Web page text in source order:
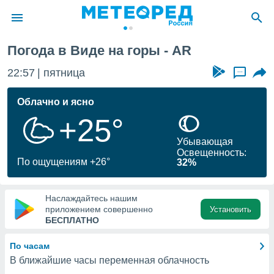
о
Вы можете
к этому
доступ
Погода в Виде на горы - AR
22:57 пятница ...
Облачно и ясно
+25°
По ощущениям +26°
Убывающая
Освещенность:
32%
Наслаждайтесь нашим
приложением совершенно
БЕСПЛАТНО
Установить
По часам
В ближайшие часы переменная облачность